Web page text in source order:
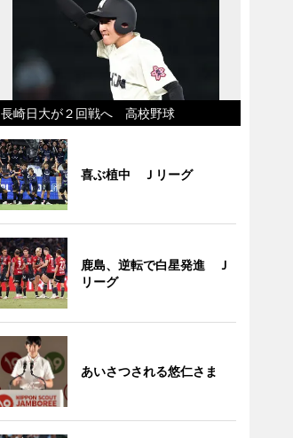
長崎日大が２回戦へ 高校野球
喜ぶ植中 Ｊリーグ
鹿島、逆転で白星発進 Ｊ
リーグ
あいさつされる悠仁さま